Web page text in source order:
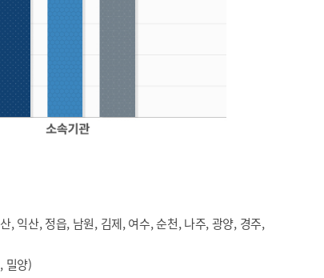
, 익산, 정읍, 남원, 김제, 여수, 순천, 나주, 광양, 경주,
밀양)